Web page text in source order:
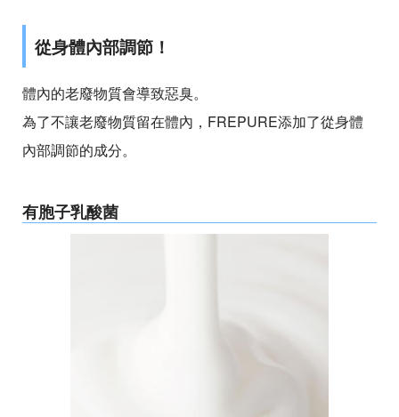
從身體內部調節！
體內的老廢物質會導致惡臭。
為了不讓老廢物質留在體內，FREPURE添加了從身體
內部調節的成分。
有胞子乳酸菌